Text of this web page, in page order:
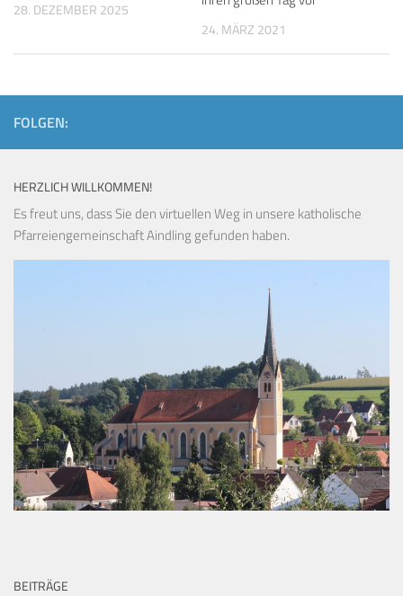
28. DEZEMBER 2025
24. MÄRZ 2021
FOLGEN:
HERZLICH WILLKOMMEN!
Es freut uns, dass Sie den virtuellen Weg in unsere katholische
Pfarreiengemeinschaft Aindling gefunden haben.
BEITRÄGE